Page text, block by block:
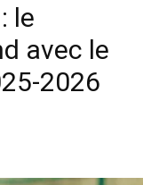
le
avec le
2026